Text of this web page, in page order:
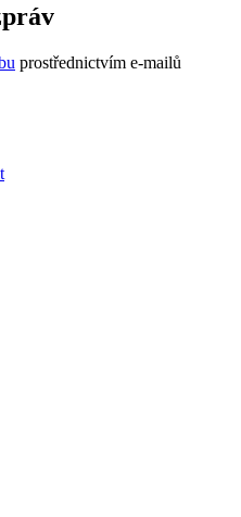
prostřednictvím e-mailů